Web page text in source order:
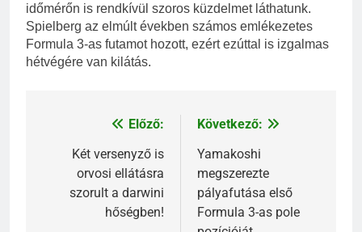
időmérőn is rendkívül szoros küzdelmet láthatunk.
Spielberg az elmúlt években számos emlékezetes
Formula 3-as futamot hozott, ezért ezúttal is izgalmas
hétvégére van kilátás.
Bejegyzés
navigáció
Előző:
Két versenyző is
orvosi ellátásra
szorult a darwini
hőségben!
Következő:
Yamakoshi
megszerezte
pályafutása első
Formula 3-as pole